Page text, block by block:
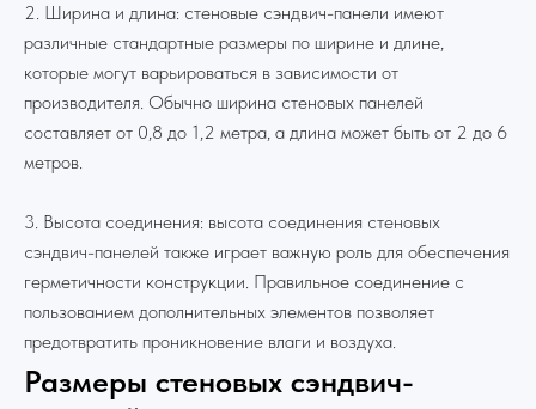
2. Ширина и длина: стеновые сэндвич-панели имеют
различные стандартные размеры по ширине и длине,
которые могут варьироваться в зависимости от
производителя. Обычно ширина стеновых панелей
составляет от 0,8 до 1,2 метра, а длина может быть от 2 до 6
метров.
3. Высота соединения: высота соединения стеновых
сэндвич-панелей также играет важную роль для обеспечения
герметичности конструкции. Правильное соединение с
пользованием дополнительных элементов позволяет
предотвратить проникновение влаги и воздуха.
Размеры стеновых сэндвич-